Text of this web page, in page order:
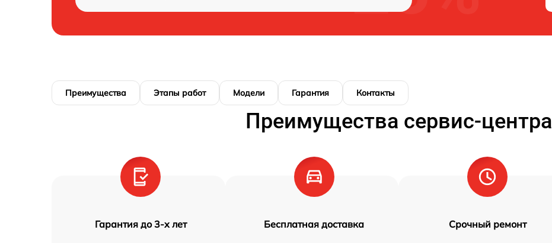
Преимущества Этапы работ Модели Гарантия Контакты
Преимущества сервис-центра
Гарантия до 3-х лет Бесплатная доставка Срочный ремонт